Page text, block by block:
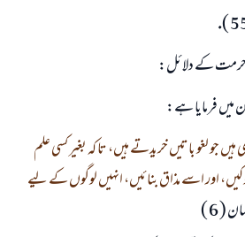
كے دلائل:
ميں فرمايا ہے:
ہيں جو لغو باتيں خريدتے ہيں، تا كہ بغير كسى علم
اور اسے مذاق بنائيں، انہيں لوگوں كے ليے
( 6 )